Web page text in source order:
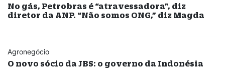
No gás, Petrobras é “atravessadora”, diz
diretor da ANP. “Não somos ONG,” diz Magda
Agronegócio
O novo sócio da JBS: o governo da Indonésia